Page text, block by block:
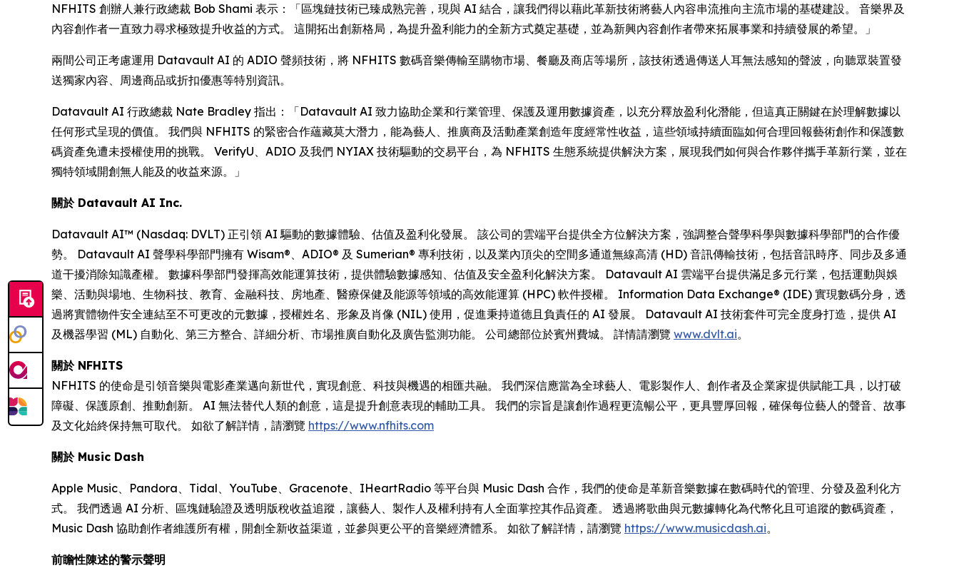
NFHITS 創辦人兼行政總裁 Bob Shami 表示：「區塊鏈技術已臻成熟完善，現與 AI 結合，讓我們得以藉此革新技術將藝人內容串流推向主流市場的基礎建設。 音樂界及
內容創作者一直致力尋求極致提升收益的方式。 這開拓出創新格局，為提升盈利能力的全新方式奠定基礎，並為新興內容創作者帶來拓展事業和持續發展的希望。」
兩間公司正考慮運用 Datavault AI 的 ADIO 聲頻技術，將 NFHITS 數碼音樂傳輸至購物市場、餐廳及商店等場所，該技術透過傳送人耳無法感知的聲波，向聽眾裝置發
送獨家內容、周邊商品或折扣優惠等特別資訊。
Datavault AI 行政總裁 Nate Bradley 指出：「Datavault AI 致力協助企業和行業管理、保護及運用數據資產，以充分釋放盈利化潛能，但這真正關鍵在於理解數據以
任何形式呈現的價值。 我們與 NFHITS 的緊密合作蘊藏莫大潛力，能為藝人、推廣商及活動產業創造年度經常性收益，這些領域持續面臨如何合理回報藝術創作和保護數
碼資產免遭未授權使用的挑戰。 VerifyU、ADIO 及我們 NYIAX 技術驅動的交易平台，為 NFHITS 生態系統提供解決方案，展現我們如何與合作夥伴攜手革新行業，並在
獨特領域開創無人能及的收益來源。」
關於 Datavault AI Inc.
Datavault AI™ (Nasdaq: DVLT) 正引領 AI 驅動的數據體驗、估值及盈利化發展。 該公司的雲端平台提供全方位解決方案，強調整合聲學科學與數據科學部門的合作優
勢。 Datavault AI 聲學科學部門擁有 Wisam®、ADIO® 及 Sumerian® 專利技術，以及業內頂尖的空間多通道無線高清 (HD) 音訊傳輸技術，包括音訊時序、同步及多通
道干擾消除知識產權。 數據科學部門發揮高效能運算技術，提供體驗數據感知、估值及安全盈利化解決方案。 Datavault AI 雲端平台提供滿足多元行業，包括運動與娛
樂、活動與場地、生物科技、教育、金融科技、房地產、醫療保健及能源等領域的高效能運算 (HPC) 軟件授權。 Information Data Exchange® (IDE) 實現數碼分身，透
過將實體物件安全連結至不可更改的元數據，授權姓名、形象及肖像 (NIL) 使用，促進秉持道德且負責任的 AI 發展。 Datavault AI 技術套件可完全度身打造，提供 AI
及機器學習 (ML) 自動化、第三方整合、詳細分析、市場推廣自動化及廣告監測功能。 公司總部位於賓州費城。 詳情請瀏覽 www.dvlt.ai。
關於 NFHITS
NFHITS 的使命是引領音樂與電影產業邁向新世代，實現創意、科技與機遇的相匯共融。 我們深信應當為全球藝人、電影製作人、創作者及企業家提供賦能工具，以打破
障礙、保護原創、推動創新。 AI 無法替代人類的創意，這是提升創意表現的輔助工具。 我們的宗旨是讓創作過程更流暢公平，更具豐厚回報，確保每位藝人的聲音、故事
及文化始終保持無可取代。 如欲了解詳情，請瀏覽 https://www.nfhits.com
關於 Music Dash
Apple Music、Pandora、Tidal、YouTube、Gracenote、IHeartRadio 等平台與 Music Dash 合作，我們的使命是革新音樂數據在數碼時代的管理、分發及盈利化方
式。 我們透過 AI 分析、區塊鏈驗證及透明版稅收益追蹤，讓藝人、製作人及權利持有人全面掌控其作品資產。 透過將歌曲與元數據轉化為代幣化且可追蹤的數碼資產，
Music Dash 協助創作者維護所有權，開創全新收益渠道，並參與更公平的音樂經濟體系。 如欲了解詳情，請瀏覽 https://www.musicdash.ai。
前瞻性陳述的警示聲明